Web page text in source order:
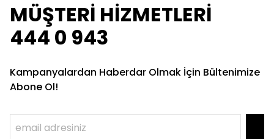
MÜŞTERİ HİZMETLERİ
444 0 943
Kampanyalardan Haberdar Olmak İçin Bültenimize
Abone Ol!